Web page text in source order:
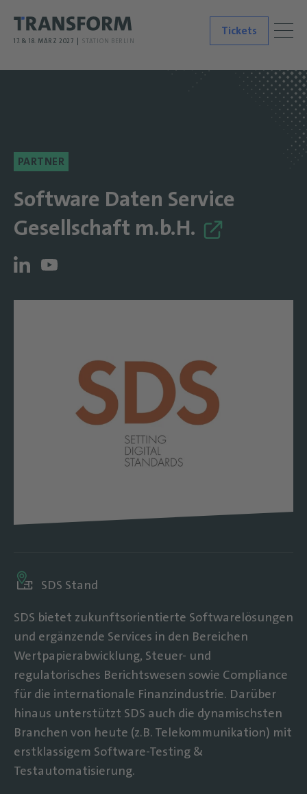
17. & 18. MÄRZ 2027 STATION BERLIN
Tickets
PARTNER
Software Daten Service
Gesellschaft m.b.H.
SDS Stand
SDS bietet zukunftsorientierte Softwarelösungen
und ergänzende Services in den Bereichen
Wertpapierabwicklung, Steuer- und
regulatorisches Berichtswesen sowie Compliance
für die internationale Finanzindustrie. Darüber
hinaus unterstützt SDS auch die dynamischsten
Branchen von heute (z.B. Telekommunikation) mit
erstklassigem Software-Testing &
Testautomatisierung.